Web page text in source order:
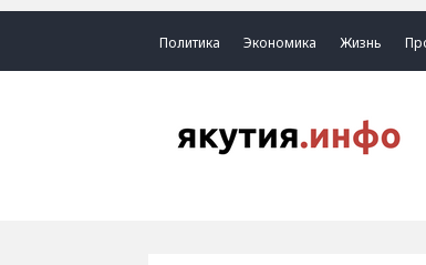
Политика Экономика Жизнь